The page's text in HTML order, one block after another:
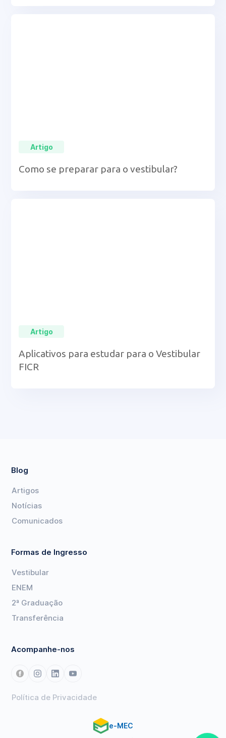
Artigo
Como se preparar para o vestibular?
Artigo
Aplicativos para estudar para o Vestibular
FICR
Blog
Artigos
Notícias
Comunicados
Formas de Ingresso
Vestibular
ENEM
2ª Graduação
Transferência
Acompanhe-nos
Política de Privacidade
e-MEC